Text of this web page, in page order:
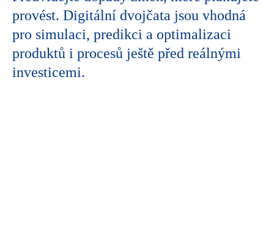
provést. Digitální dvojčata jsou vhodná
pro simulaci, predikci a optimalizaci
produktů i procesů ještě před reálnými
investicemi.